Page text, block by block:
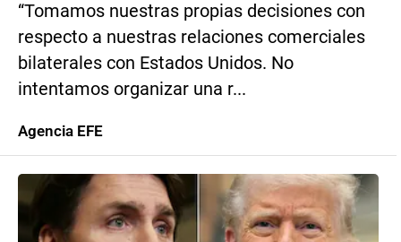
“Tomamos nuestras propias decisiones con
respecto a nuestras relaciones comerciales
bilaterales con Estados Unidos. No
intentamos organizar una r...
Agencia EFE